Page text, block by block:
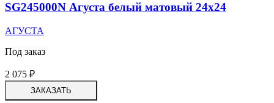
SG245000N Агуста белый матовый 24х24
АГУСТА
Под заказ
2 075 ₽
ЗАКАЗАТЬ